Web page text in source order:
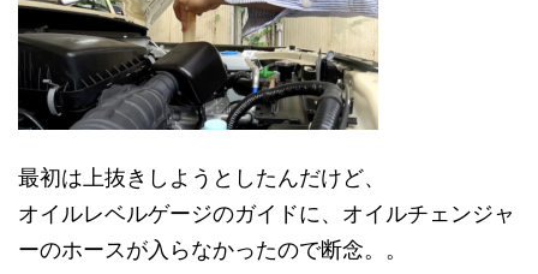
最初は上抜きしようとしたんだけど、
オイルレベルゲージのガイドに、オイルチェンジャ
ーのホースが入らなかったので断念。。